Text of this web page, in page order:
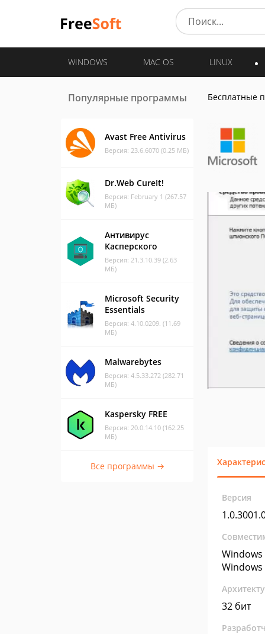
WINDOWS MAC OS LINUX
Популярные программы
Avast Free Antivirus
Версия: 23.6.6070 (0.25 МБ)
Dr.Web CureIt!
Версия: February 1 (267.57
МБ)
Антивирус
Касперского
Версия: 21.3.10.39 (2.63
МБ)
Microsoft Security
Essentials
Версия: 4.10.0209. (11.69
МБ)
Malwarebytes
Версия: 4.5.33.272 (282.71
МБ)
Kaspersky FREE
Версия: 20.0.14.10 (162.25
МБ)
Все программы →
Бесплатные
Версия
Windows
Windows
32 бит